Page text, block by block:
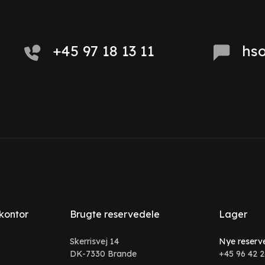
+45 97 18 13 11
Brugte reservedele
Skerrisvej 14
DK-7330 Brande
Lager
Nye
+45 96 42